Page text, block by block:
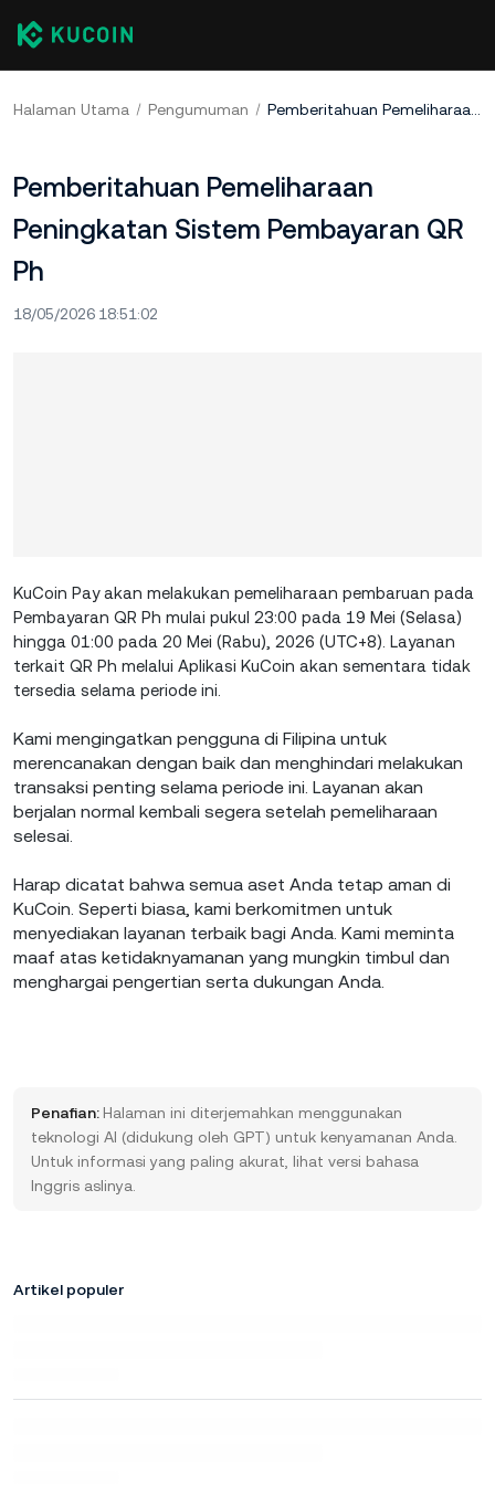
Halaman Utama Pengumuman Pemberitahuan Pemeliharaan Peningkatan Sistem Pembayaran QR Ph
Pemberitahuan Pemeliharaan
Peningkatan Sistem Pembayaran QR
Ph
18/05/2026 18:51:02
KuCoin Pay akan melakukan pemeliharaan pembaruan pada
Pembayaran QR Ph mulai pukul 23:00 pada 19 Mei (Selasa)
hingga 01:00 pada 20 Mei (Rabu), 2026 (UTC+8). Layanan
terkait QR Ph melalui Aplikasi KuCoin akan sementara tidak
tersedia selama periode ini.
Kami mengingatkan pengguna di Filipina untuk
merencanakan dengan baik dan menghindari melakukan
transaksi penting selama periode ini. Layanan akan
berjalan normal kembali segera setelah pemeliharaan
selesai.
Harap dicatat bahwa semua aset Anda tetap aman di
KuCoin. Seperti biasa, kami berkomitmen untuk
menyediakan layanan terbaik bagi Anda. Kami meminta
maaf atas ketidaknyamanan yang mungkin timbul dan
menghargai pengertian serta dukungan Anda.
Penafian: Halaman ini diterjemahkan menggunakan
teknologi AI (didukung oleh GPT) untuk kenyamanan Anda.
Untuk informasi yang paling akurat, lihat versi bahasa
Inggris aslinya.
Artikel populer